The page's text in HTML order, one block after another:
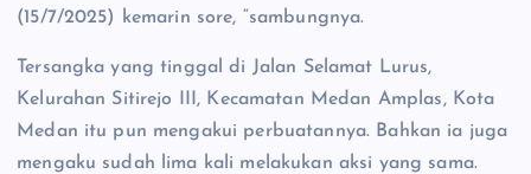
(15/7/2025) kemarin sore, “sambungnya.
Tersangka yang tinggal di Jalan Selamat Lurus,
Kelurahan Sitirejo III, Kecamatan Medan Amplas, Kota
Medan itu pun mengakui perbuatannya. Bahkan ia juga
mengaku sudah lima kali melakukan aksi yang sama.